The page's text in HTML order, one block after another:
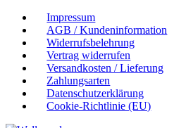
Impressum
AGB / Kundeninformation
Widerrufsbelehrung
Vertrag widerrufen
Versandkosten / Lieferung
Zahlungsarten
Datenschutzerklärung
Cookie-Richtlinie (EU)